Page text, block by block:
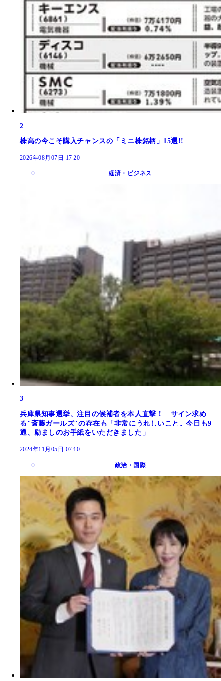
2
株高の今こそ購入チャンスの「ミニ株銘柄」15選!!
2026年08月07日 17:20
経済・ビジネス
3
兵庫県知事選挙、注目の候補者を本人直撃！ サイン求め
る"斎藤ガールズ"の存在も「非常にうれしいこと。今日も9
通、励ましのお手紙をいただきました」
2024年11月05日 07:10
政治・国際